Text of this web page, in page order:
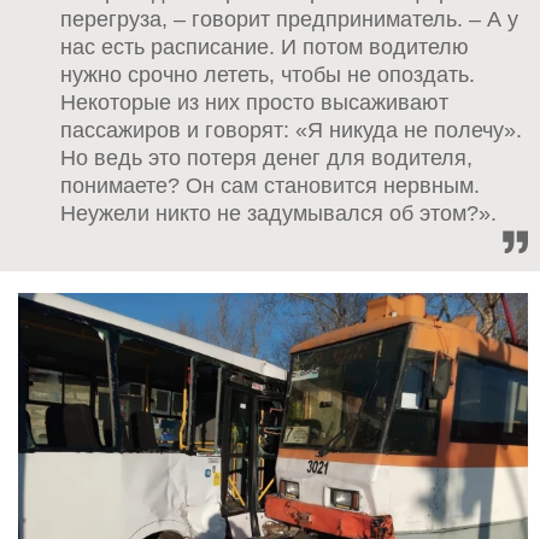
перегруза, – говорит предприниматель. – А у
нас есть расписание. И потом водителю
нужно срочно лететь, чтобы не опоздать.
Некоторые из них просто высаживают
пассажиров и говорят: «Я никуда не полечу».
Но ведь это потеря денег для водителя,
понимаете? Он сам становится нервным.
Неужели никто не задумывался об этом?».